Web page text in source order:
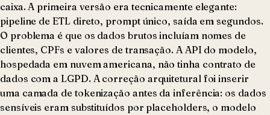
caixa. A primeira versão era tecnicamente elegante:
pipeline de ETL direto, prompt único, saída em segundos.
O problema é que os dados brutos incluíam nomes de
clientes, CPFs e valores de transação. A API do modelo,
hospedada em nuvem americana, não tinha contrato de
dados com a LGPD. A correção arquitetural foi inserir
uma camada de tokenização antes da inferência: os dados
sensíveis eram substituídos por placeholders, o modelo